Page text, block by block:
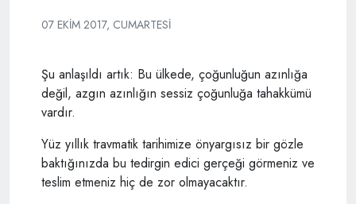
07 EKIM 2017, CUMARTESI
Şu anlaşıldı artık: Bu ülkede, çoğunluğun azınlığa
değil, azgın azınlığın sessiz çoğunluğa tahakkümü
vardır.
Yüz yıllık travmatik tarihimize önyargısız bir gözle
baktığınızda bu tedirgin edici gerçeği görmeniz ve
teslim etmeniz hiç de zor olmayacaktır.